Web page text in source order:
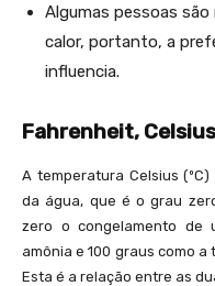
-
1
1,
\
d
o
t
V
Algumas pessoas
calor, portanto, a
influencia.
Fahrenheit,
A temperatura Celsius
da água, que é o grau
zero o congelamento de
amônia e 100 graus como
Esta é a relação entre as